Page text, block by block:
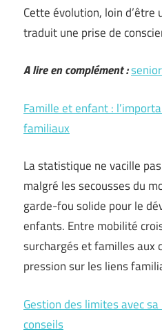
Cette évolution, loin
traduit une prise de
A lire en complément :
Famille et enfant :
familiaux
La statistique ne vacille
malgré les secousses du
garde-fou solide pour le
enfants. Entre mobilité
surchargés et familles aux
pression sur les liens
Gestion des limites avec
conseils